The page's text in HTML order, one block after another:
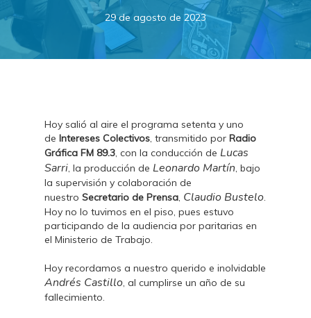
29 de agosto de 2023
Hoy salió al aire el programa setenta y uno
deIntereses Colectivos, transmitido porRadio
Gráfica FM 89.3, con la conducción de Lucas
Sarri, la producción de Leonardo Martín, bajo
la supervisión y colaboración de
nuestroSecretario de Prensa, Claudio Bustelo.
Hoy no lo tuvimos en el piso, pues estuvo
participando de la audiencia por paritarias en
el Ministerio de Trabajo.
Hoy recordamos a nuestro querido e inolvidable
Andrés Castillo, al cumplirse un año de su
fallecimiento.